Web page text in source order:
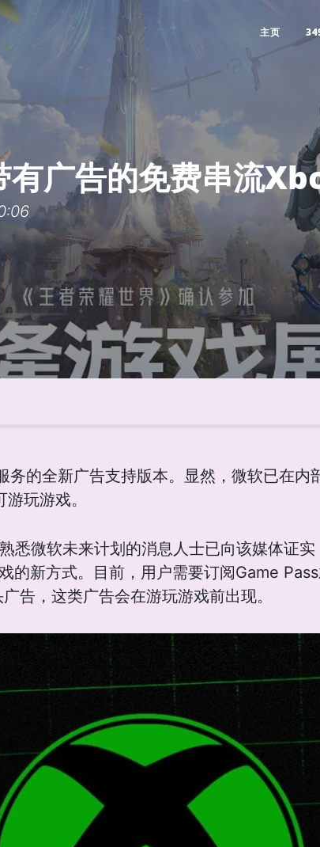
主页
有广告的免费串流
的全新广告支持版本。显然，微软已在内
玩游戏。
悉微软未来计划的消息人士已向该媒体证
的新方式。目前，用户需要订阅Game
告，这类广告会在游玩游戏前出现。